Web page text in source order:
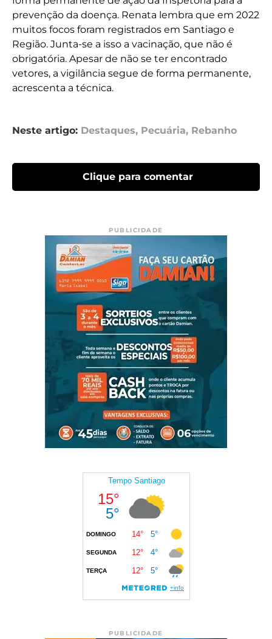
prevenção da doença. Renata lembra que em 2022
muitos focos foram registrados em Santiago e
Região. Junta-se a isso a vacinação, que não é
obrigatória. Apesar de não se ter encontrado
vetores, a vigilância segue de forma permanente,
acrescenta a técnica.
Neste artigo: Destaques, Pecuária, Rebanho
Clique para comentar
PUBLICIDADE
PUBLICIDADE